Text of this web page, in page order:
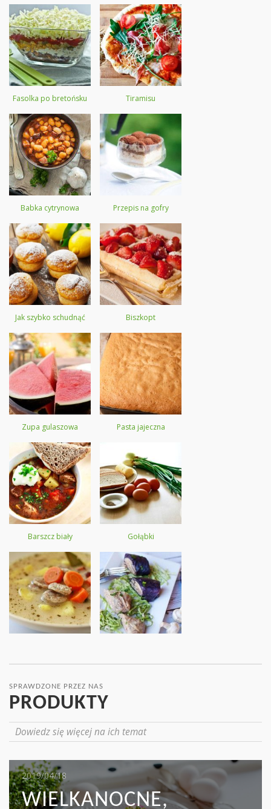
Fasolka po bretońsku Tiramisu
Babka cytrynowa Przepis na gofry
Jak szybko schudnąć Biszkopt
Zupa gulaszowa Pasta jajeczna
Barszcz biały Gołąbki
SPRAWDZONE PRZEZ NAS
PRODUKTY
Dowiedz się więcej na ich temat
2019/05/16
MIĘSO I KAPUSTA:
2019/04/18
WIELKANOCNE,
2019/04/17
MAKARON TAGLIATELLE